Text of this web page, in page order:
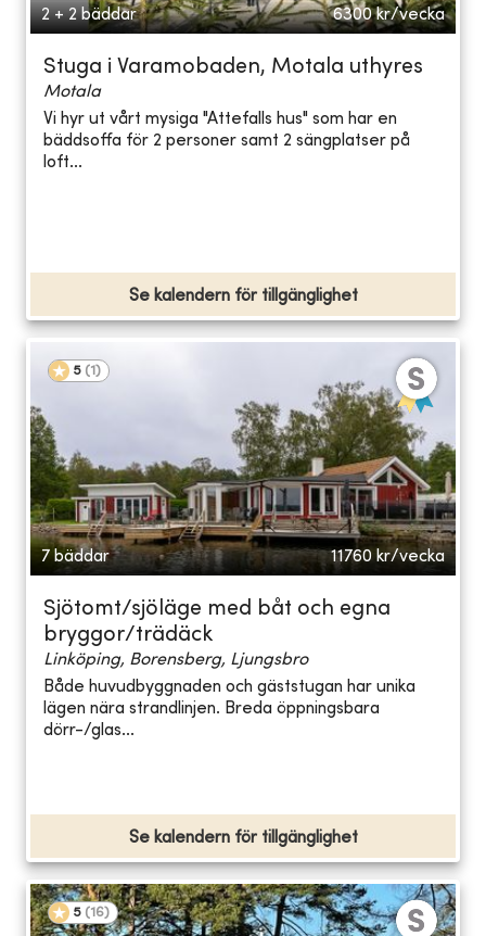
2 + 2 bäddar 6300 kr/vecka
Stuga i Varamobaden, Motala uthyres
Motala
Vi hyr ut vårt mysiga "Attefalls hus" som har en
bäddsoffa för 2 personer samt 2 sängplatser på
loft...
Se kalendern för tillgänglighet
5 (1 )
7 bäddar 11760 kr/vecka
Sjötomt/sjöläge med båt och egna
bryggor/trädäck
Linköping, Borensberg, Ljungsbro
Både huvudbyggnaden och gäststugan har unika
lägen nära strandlinjen. Breda öppningsbara
dörr-/glas...
Se kalendern för tillgänglighet
5 (16)